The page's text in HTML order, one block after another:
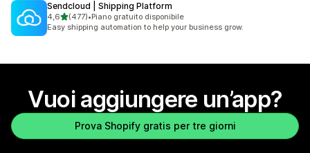
Sendcloud | Shipping Platform
4,6stelle su 5
(477)
477 recensioni totali
•Piano gratuito disponibile
Easy shipping automation to help your business grow.
Vuoi aggiungere un’app?
Prova Shopify gratis per tre giorni